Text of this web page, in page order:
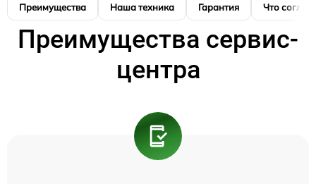
Преимущества Наша техника Гарантия Что
Преимущества сервис-
центра